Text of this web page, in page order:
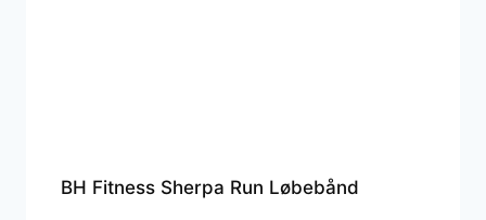
BH Fitness Sherpa Run Løbebånd